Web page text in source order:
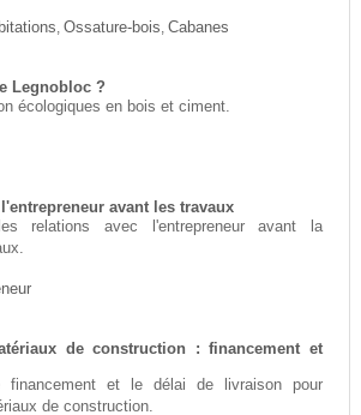
, Ossature-bois, Cabanes
Legnobloc ?
écologiques en bois et ciment.
avant les travaux
relations avec l'entrepreneur avant la
de construction : financement et
financement et le délai de livraison pour
de construction.